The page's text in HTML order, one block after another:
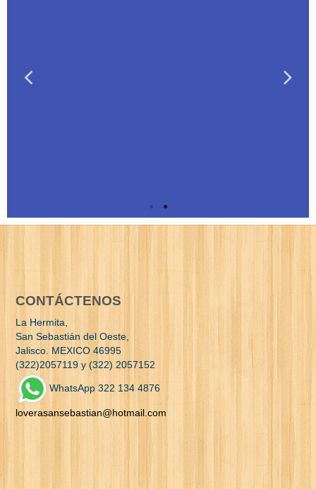
CONTÁCTENOS
La Hermita,
San Sebastián del Oeste,
Jalisco. MEXICO 46995
(322)2057119 y (322) 2057152
WhatsApp 322 134 4876
loverasansebastian@hotmail.com